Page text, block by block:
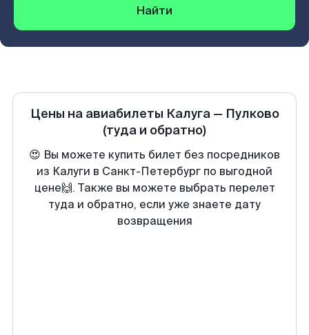
Найти
Цены на авиабилеты Калуга— Пулково
(туда и обратно)
😍 Вы можете купить билет без посредников
из Калуги в Санкт-Петербург по выгодной
цене🙌. Также вы можете выбрать перелет
туда и обратно, если уже знаете дату
возвращения